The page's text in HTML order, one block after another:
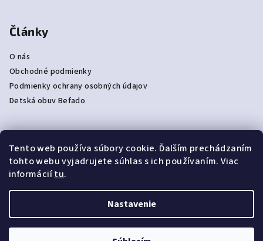
Tento web používa súbory cookie. Ďalším prechádzaním
tohto webu vyjadrujete súhlas s ich používaním. Viac
informáciítu.
Nastavenie
Články
O nás
Obchodné podmienky
Podmienky ochrany osobných údajov
Detská obuv Befado
Prijímame online platby